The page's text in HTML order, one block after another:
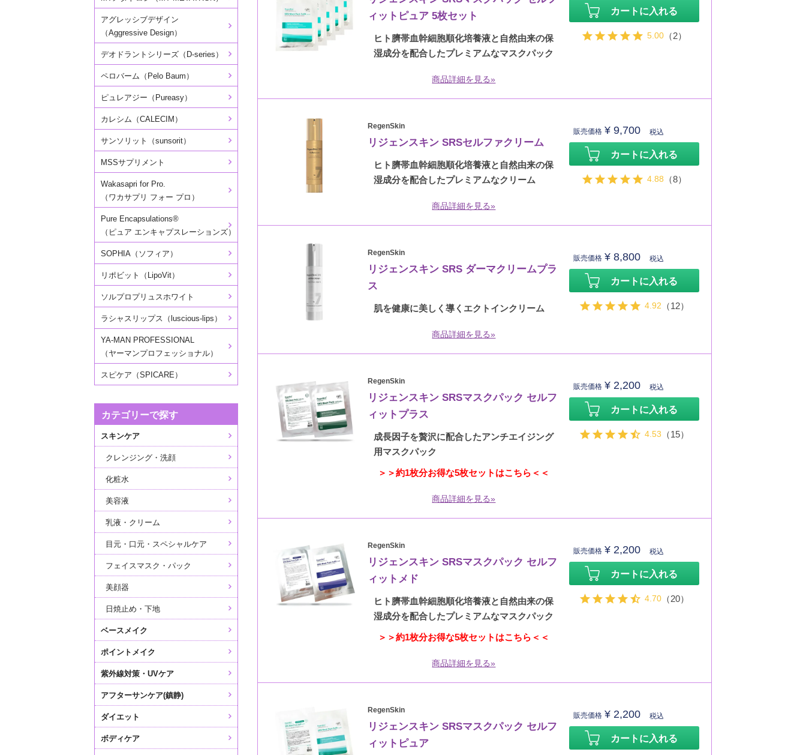
ィットピュア 5枚セット
ヒト臍帯血幹細胞順化培養液と自然由来の保
湿成分を配合したプレミアムなマスクパック
商品詳細を見る»
カートに入れる
5.00 （2）
RegenSkin
リジェンスキン SRSセルファクリーム
ヒト臍帯血幹細胞順化培養液と自然由来の保
湿成分を配合したプレミアムなクリーム
商品詳細を見る»
販売価格 ¥ 9,700 税込
カートに入れる
4.88 （8）
RegenSkin
リジェンスキン SRS ダーマクリームプラ
ス
肌を健康に美しく導くエクトインクリーム
商品詳細を見る»
販売価格 ¥ 8,800 税込
カートに入れる
4.92 （12）
RegenSkin
リジェンスキン SRSマスクパック セルフ
ィットプラス
成長因子を贅沢に配合したアンチエイジング
用マスクパック
＞＞約1枚分お得な5枚セットはこちら＜＜
商品詳細を見る»
販売価格 ¥ 2,200 税込
カートに入れる
4.53 （15）
RegenSkin
リジェンスキン SRSマスクパック セルフ
ィットメド
ヒト臍帯血幹細胞順化培養液と自然由来の保
湿成分を配合したプレミアムなマスクパック
＞＞約1枚分お得な5枚セットはこちら＜＜
商品詳細を見る»
販売価格 ¥ 2,200 税込
カートに入れる
4.70 （20）
RegenSkin
リジェンスキン SRSマスクパック セルフ
ィットピュア
販売価格 ¥ 2,200 税込
カートに入れる
アグレッシブデザイン
（Aggressive Design）
デオドラントシリーズ（D-series）
ペロバーム（Pelo Baum）
ピュレアジー（Pureasy）
カレシム（CALECIM）
サンソリット（sunsorit）
MSSサプリメント
Wakasapri for Pro.
（ワカサプリ フォー プロ）
Pure Encapsulations®
（ピュア エンキャプスレーションズ）
SOPHIA（ソフィア）
リポビット（LipoVit）
ソルプロプリュスホワイト
ラシャスリップス（luscious-lips）
YA-MAN PROFESSIONAL
（ヤーマンプロフェッショナル）
スピケア（SPICARE）
カテゴリーで探す
スキンケア
クレンジング・洗顔
化粧水
美容液
乳液・クリーム
目元・口元・スペシャルケア
フェイスマスク・パック
美顔器
日焼止め・下地
ベースメイク
ポイントメイク
紫外線対策・UVケア
アフターサンケア(鎮静)
ダイエット
ボディケア